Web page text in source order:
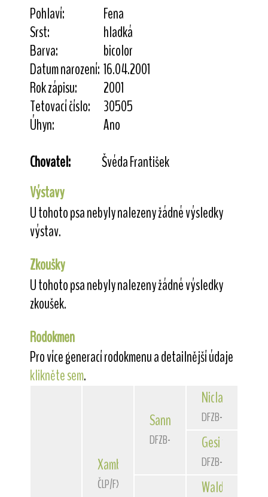
Pohlaví:
Fena
Srst:
hladká
Barva:
bicolor
Datum narození: 16.04.2001
Rok zápisu:
2001
Tetovací číslo:
30505
Úhyn:
Ano
Chovatel:
Švéda František
Výstavy
U tohoto psa nebyly nalezeny žádné výsledky
výstav.
Zkoušky
U tohoto psa nebyly nalezeny žádné výsledky
zkoušek.
Rodokmen
Pro více generací rodokmenu a detailnější údaje
klikněte sem.
Xambo
ČLP/FXH/29662
Sannio von der
DFZB-93 1588
Niclas
DFZB-90 3172
Gesi
DFZB-91 1307
Waldschrat